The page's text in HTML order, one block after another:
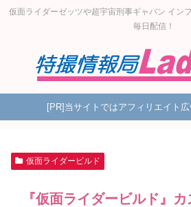
仮面ライダーゼッツや超宇宙刑事ギャバン イン
毎日配信！
[PR]当サイトではアフィリエイト
仮面ライダービルド
『仮面ライダービルド』